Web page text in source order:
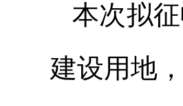
本次拟
建设用地